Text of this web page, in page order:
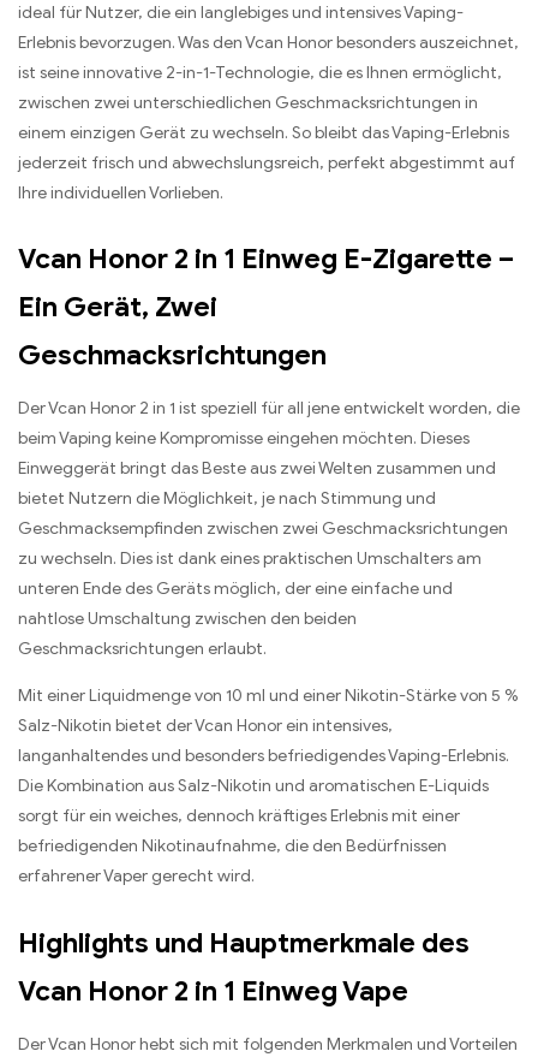
ideal für Nutzer, die ein langlebiges und intensives Vaping-
Erlebnis bevorzugen. Was den Vcan Honor besonders auszeichnet,
ist seine innovative 2-in-1-Technologie, die es Ihnen ermöglicht,
zwischen zwei unterschiedlichen Geschmacksrichtungen in
einem einzigen Gerät zu wechseln. So bleibt das Vaping-Erlebnis
jederzeit frisch und abwechslungsreich, perfekt abgestimmt auf
Ihre individuellen Vorlieben.
Vcan Honor 2 in 1 Einweg E-Zigarette –
Ein Gerät, Zwei
Geschmacksrichtungen
Der Vcan Honor 2 in 1 ist speziell für all jene entwickelt worden, die
beim Vaping keine Kompromisse eingehen möchten. Dieses
Einweggerät bringt das Beste aus zwei Welten zusammen und
bietet Nutzern die Möglichkeit, je nach Stimmung und
Geschmacksempfinden zwischen zwei Geschmacksrichtungen
zu wechseln. Dies ist dank eines praktischen Umschalters am
unteren Ende des Geräts möglich, der eine einfache und
nahtlose Umschaltung zwischen den beiden
Geschmacksrichtungen erlaubt.
Mit einer Liquidmenge von 10 ml und einer Nikotin-Stärke von 5 %
Salz-Nikotin bietet der Vcan Honor ein intensives,
langanhaltendes und besonders befriedigendes Vaping-Erlebnis.
Die Kombination aus Salz-Nikotin und aromatischen E-Liquids
sorgt für ein weiches, dennoch kräftiges Erlebnis mit einer
befriedigenden Nikotinaufnahme, die den Bedürfnissen
erfahrener Vaper gerecht wird.
Highlights und Hauptmerkmale des
Vcan Honor 2 in 1 Einweg Vape
Der Vcan Honor hebt sich mit folgenden Merkmalen und Vorteilen